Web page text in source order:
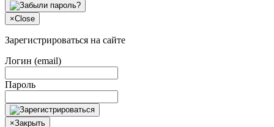
×Close
Зарегистрироваться на сайте
Логин (email)
Пароль
×Закрыть